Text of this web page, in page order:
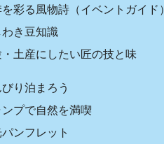
彩る風物詩（イベントガイド）
き豆知識
土産にしたい匠の技と味
り泊まろう
プで自然を満喫
ンフレット